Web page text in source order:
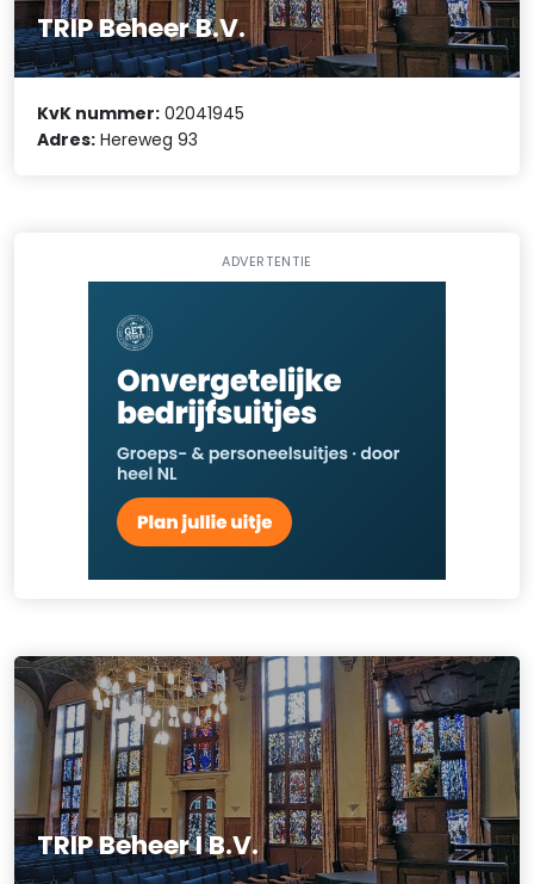
TRIP Beheer B.V.
KvK nummer: 02041945
Adres: Hereweg 93
ADVERTENTIE
TRIP Beheer I B.V.